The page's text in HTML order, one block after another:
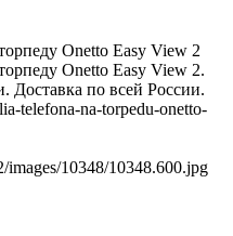
Onetto Easy View 2
Onetto Easy View 2.
Доставка по всей России.
telefona-na-torpedu-onetto-
images/10348/10348.600.jpg